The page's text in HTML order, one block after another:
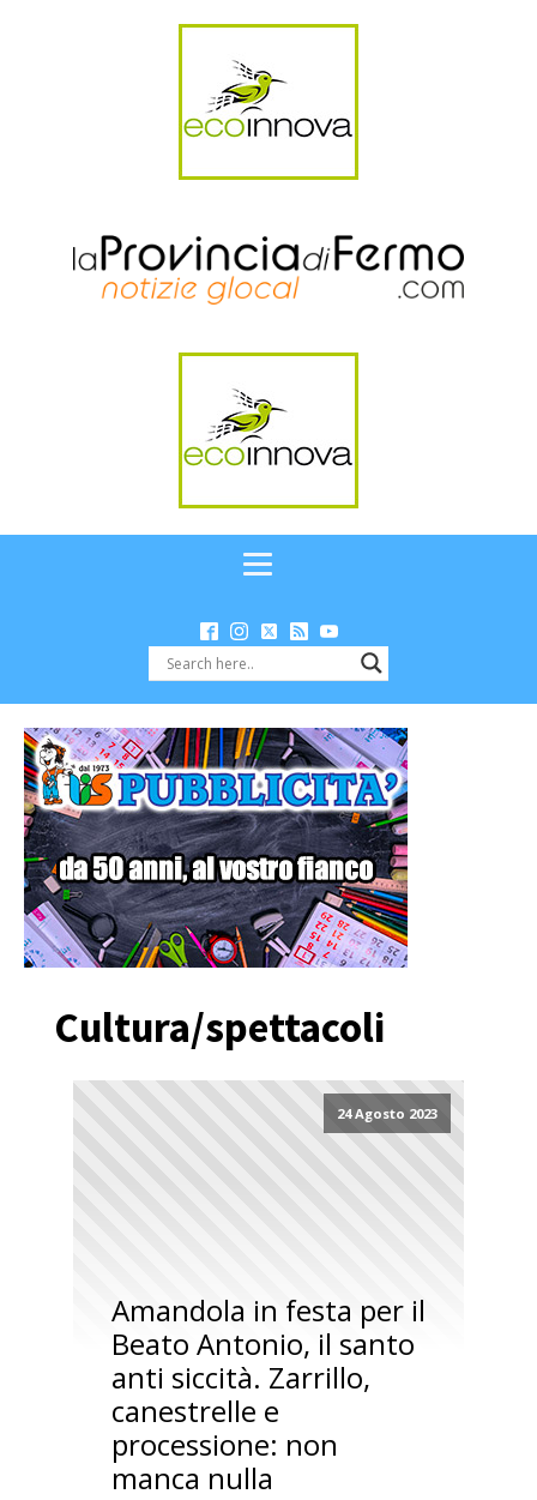
Cultura/spettacoli
24 Agosto 2023
Amandola in festa per il
Beato Antonio, il santo
anti siccità. Zarrillo,
canestrelle e
processione: non
manca nulla